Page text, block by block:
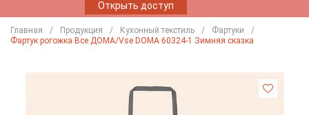
Открыть доступ
Главная Продукция Кухонный текстиль
Фартуки
Фартук рогожка Все ДОМА/Vse DOMA 60324-1 Зимняя сказка